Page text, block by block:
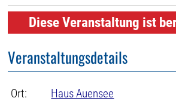
Diese Veranstaltung ist
Veranstaltungsdetails
Ort:
Haus Auensee